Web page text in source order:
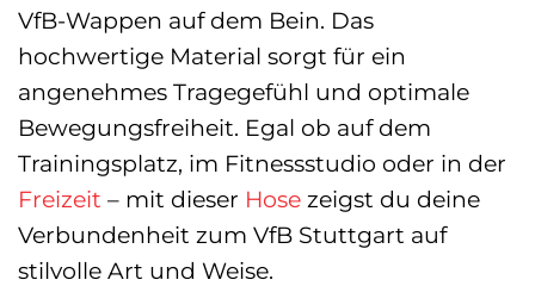
VfB-Wappen auf dem Bein. Das
hochwertige Material sorgt für ein
angenehmes Tragegefühl und optimale
Bewegungsfreiheit. Egal ob auf dem
Trainingsplatz, im Fitnessstudio oder in der
Freizeit – mit dieser Hose zeigst du deine
Verbundenheit zum VfB Stuttgart auf
stilvolle Art und Weise.